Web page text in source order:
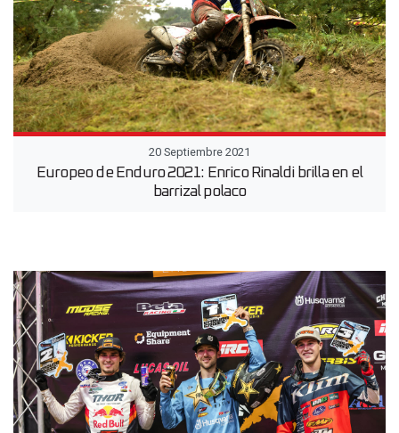
20 Septiembre 2021
Europeo de Enduro 2021: Enrico Rinaldi brilla en el
barrizal polaco